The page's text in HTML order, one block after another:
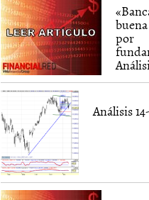
por
Análisis